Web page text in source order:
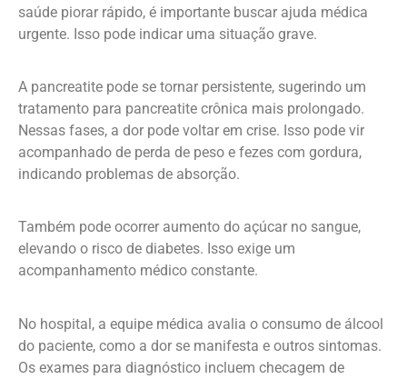
saúde piorar rápido, é importante buscar ajuda médica
urgente. Isso pode indicar uma situação grave.
A pancreatite pode se tornar persistente, sugerindo um
tratamento para pancreatite crônica mais prolongado.
Nessas fases, a dor pode voltar em crise. Isso pode vir
acompanhado de perda de peso e fezes com gordura,
indicando problemas de absorção.
Também pode ocorrer aumento do açúcar no sangue,
elevando o risco de diabetes. Isso exige um
acompanhamento médico constante.
No hospital, a equipe médica avalia o consumo de álcool
do paciente, como a dor se manifesta e outros sintomas.
Os exames para diagnóstico incluem checagem de